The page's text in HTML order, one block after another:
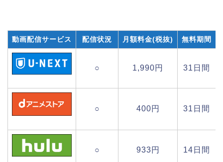
動画配信サービス 配信状況 月額料金(税抜) 無料期間
○ 1,990円 31日間
○ 400円 31日間
○ 933円 14日間